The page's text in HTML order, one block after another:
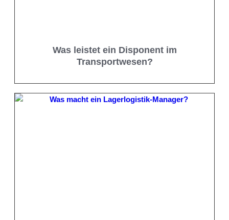
Was leistet ein Disponent im
Transportwesen?